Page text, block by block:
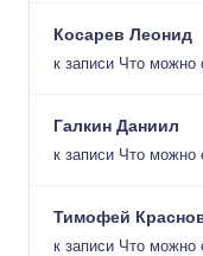
Косарев Леонид
к записи Что можно
Галкин Даниил
к записи Что можно
Тимофей
к записи Что можно